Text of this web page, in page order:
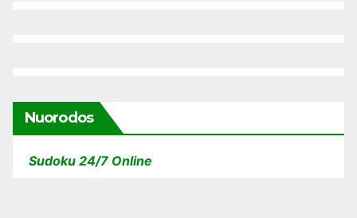
Nuorodos
Sudoku 24/7 Online